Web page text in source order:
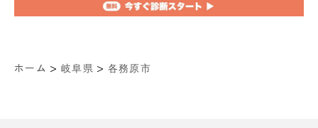
ホーム > 岐阜県 > 各務原市